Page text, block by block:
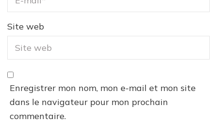
Site web
Enregistrer mon nom, mon e-mail et mon site
dans le navigateur pour mon prochain
commentaire.